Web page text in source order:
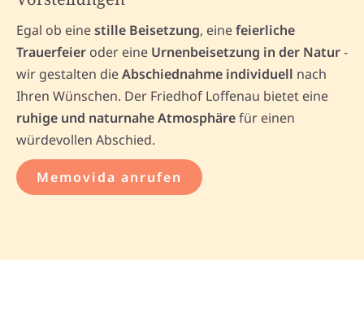
Egal ob einestille Beisetzung, einefeierliche
Trauerfeier oder eine Urnenbeisetzung in der Natur-
wir gestalten dieAbschiednahme individuell nach
Ihren Wünschen. Der Friedhof Loffenau bietet eine
ruhige und naturnahe Atmosphärefür einen
würdevollen Abschied.
Memovida anrufen